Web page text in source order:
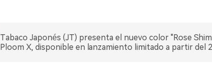
Tabaco Japonés (JT) presenta el nuevo color "Rose
Ploom X, disponible en lanzamiento limitado a partir del